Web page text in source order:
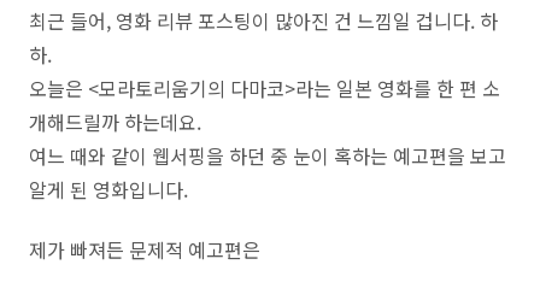
최근 들어, 영화 리뷰 포스팅이 많아진 건 느낌일 겁니다. 하
하.
오늘은 <모라토리움기의 다마코>라는 일본 영화를 한 편 소
개해드릴까 하는데요.
여느 때와 같이 웹서핑을 하던 중 눈이 혹하는 예고편을 보고
알게 된 영화입니다.
제가 빠져든 문제적 예고편은